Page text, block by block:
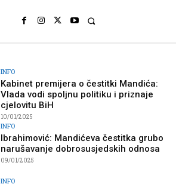
INFO
Kabinet premijera o čestitki Mandića:
Vlada vodi spoljnu politiku i priznaje
cjelovitu BiH
10/01/2025
INFO
Ibrahimović: Mandićeva čestitka grubo
narušavanje dobrosusjedskih odnosa
09/01/2025
INFO